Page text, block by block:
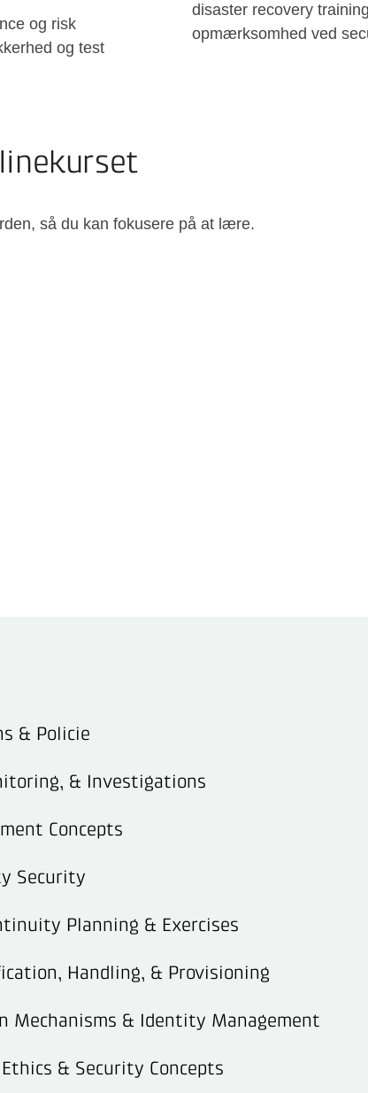
og risk
og test
disaster recovery
opmærksomhed ved
så du kan fokusere på at lære.
& Policie
& Investigations
Concepts
Security
Planning & Exercises
Handling, & Provisioning
Mechanisms & Identity Management
& Security Concepts